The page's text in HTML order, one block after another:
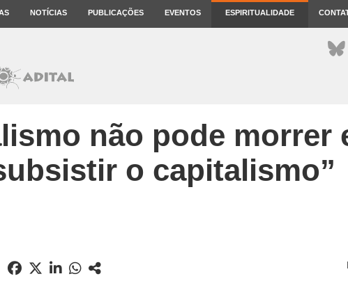
NOTÍCIAS PUBLICAÇÕES EVENTOS ESPIRITUALIDADE
não pode morrer
o capitalismo”